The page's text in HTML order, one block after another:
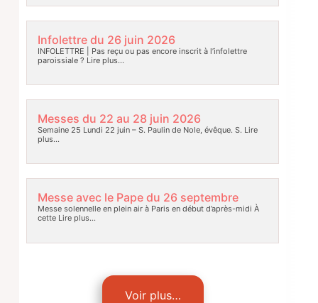
Infolettre du 26 juin 2026
INFOLETTRE | Pas reçu ou pas encore inscrit à l’infolettre
paroissiale ? Lire plus…
Messes du 22 au 28 juin 2026
Semaine 25 Lundi 22 juin – S. Paulin de Nole, évêque. S. Lire
plus…
Messe avec le Pape du 26 septembre
Messe solennelle en plein air à Paris en début d’après-midi À
cetteLire plus…
Voir plus…